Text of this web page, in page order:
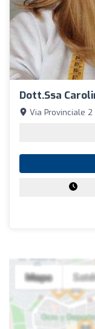
Dott.ssa
Via Provinciale